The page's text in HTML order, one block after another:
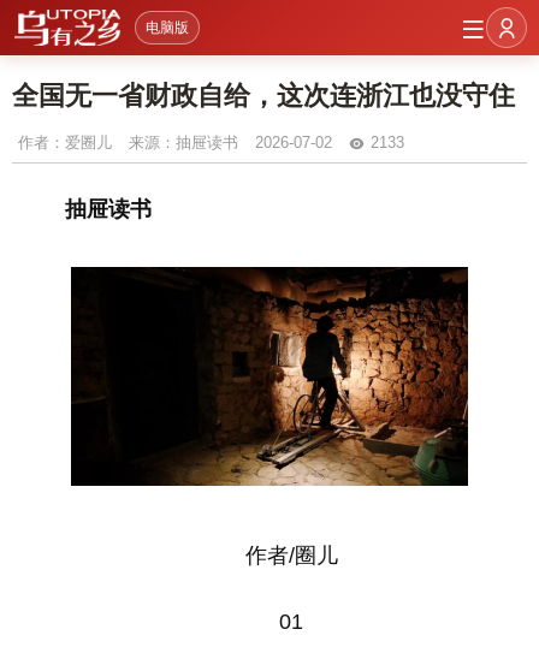
电脑版
全国无一省财政自给，这次连浙江也没守住
作者： 爱圈儿 来源：抽屉读书 2026-07-02 2133
抽屉读书
作者/圈儿
01